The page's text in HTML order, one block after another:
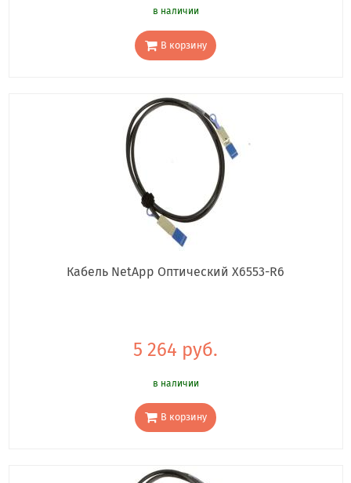
в наличии
В корзину
Кабель NetApp Оптический X6553-R6
5 264 руб.
в наличии
В корзину